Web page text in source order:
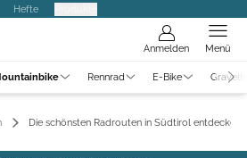
Hefte
Anmelden Menü
Rennrad E-Bike
Die schönsten Radrouten in Südtirol entdecken